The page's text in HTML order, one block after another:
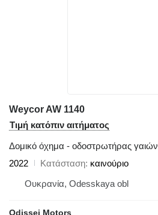
Weycor AW 1140
Τιμή κατόπιν αιτήματος
Δομικό όχημα - οδοστρωτήρας γαιών
2022
Κατάσταση καινούριο
Ουκρανία, Odesskaya obl
Odissei Motors